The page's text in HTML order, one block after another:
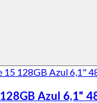
Azul 6,1"